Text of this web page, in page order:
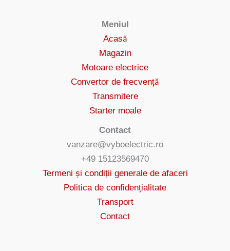
Meniul
Acasă
Magazin
Motoare electrice
Convertor de frecvență
Transmitere
Starter moale
Contact
vanzare@vyboelectric.ro
+49 15123569470
Termeni și condiții generale de afaceri
Politica de confidențialitate
Transport
Contact